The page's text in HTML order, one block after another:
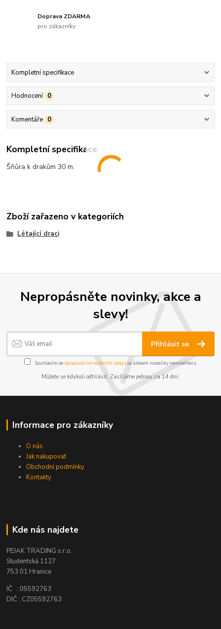
Doprava ZDARMA
pro zákazníky
Kompletní specifikace
Hodnocení 0
Komentáře 0
Kompletní specifikace
Šňůra k drakům 30 m.
Zboží zařazeno v kategoriích
Létající draci
Nepropásněte novinky, akce a
slevy!
Přihlásit se
Souhlasím se zpracováním osobních údajůza účelem rozesílky newsletteru.
Můžete se kdykoli odhlásit. Zasíláme jednou za 14 dní.
Informace pro zákazníky
O nás
Jak nakupovat
Obchodní podmínky
Kontakty
Kde nás najdete
PEJAK TRADING s.r.o.
Studentská 1127
753 01 Hranice
IČ : 05592763
DIČ : CZ05592763